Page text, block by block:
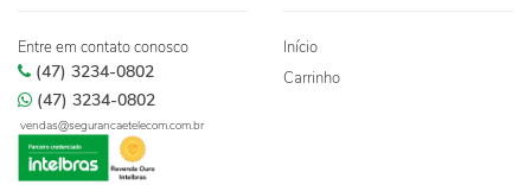
Entre em contato conosco
(47) 3234-0802
(47) 3234-0802
vendas@segurancaetelecom.com.br
Início
Carrinho